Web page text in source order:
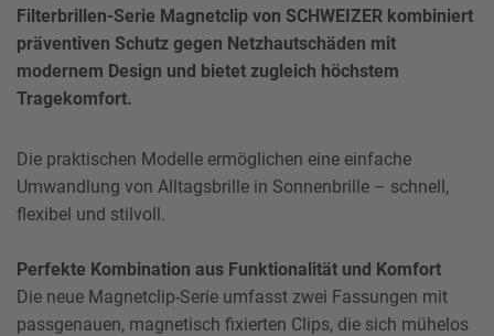
Filterbrillen-Serie Magnetclip von SCHWEIZER kombiniert
präventiven Schutz gegen Netzhautschäden mit
modernem Design und bietet zugleich höchstem
Tragekomfort.
Die praktischen Modelle ermöglichen eine einfache
Umwandlung von Alltagsbrille in Sonnenbrille – schnell,
flexibel und stilvoll.
Perfekte Kombination aus Funktionalität und Komfort
Die neue Magnetclip-Serie umfasst zwei Fassungen mit
passgenauen, magnetisch fixierten Clips, die sich mühelos